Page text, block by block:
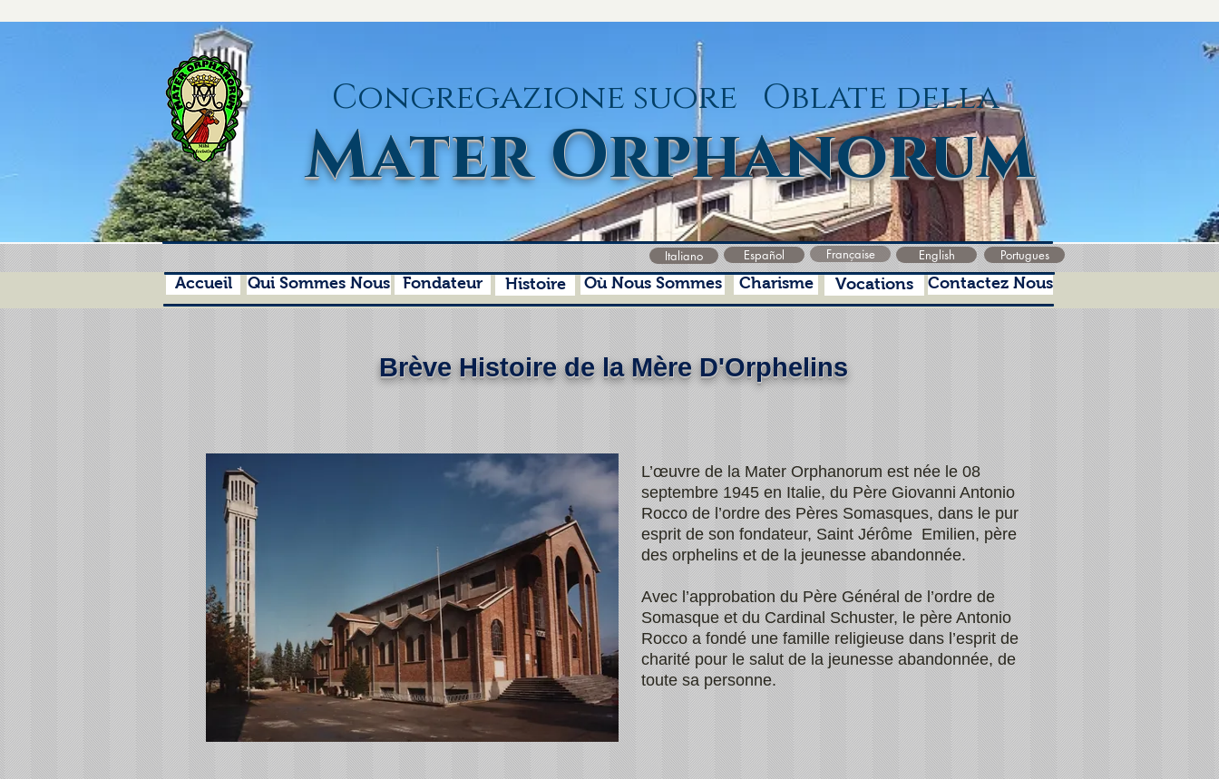
Congregazione suore Oblate della
Mater Orphanorum
Italiano Español Française English Portugues
Accueil Qui Sommes Nous Fondateur Histoire Où Nous Sommes Charisme Vocations Contactez Nous
Brève Histoire de la Mère D'Orphelins
L’œuvre de la Mater Orphanorum est née le 08
septembre 1945 en Italie, du Père Giovanni Antonio
Rocco de l’ordre des Pères Somasques, dans le pur
esprit de son fondateur, Saint Jérôme Emilien, père
des orphelins et de la jeunesse abandonnée.
Avec l’approbation du Père Général de l’ordre de
Somasque et du Cardinal Schuster, le père Antonio
Rocco a fondé une famille religieuse dans l’esprit de
charité pour le salut de la jeunesse abandonnée, de
toute sa personne.